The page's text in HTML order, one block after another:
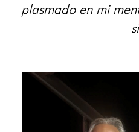
plasmado en mi